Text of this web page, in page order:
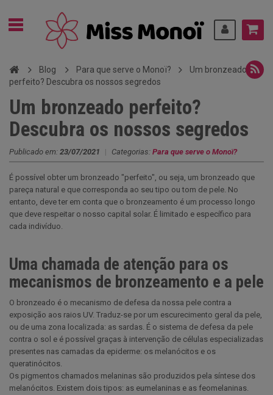
Blog Para que serve o Monoï?
Um bronzeado
perfeito? Descubra os nossos segredos
Um bronzeado perfeito?
Descubra os nossos segredos
Publicado em: 23/07/2021 | Categorias: Para que serve o Monoï?
É possível obter um bronzeado "perfeito", ou seja, um bronzeado que
pareça natural e que corresponda ao seu tipo ou tom de pele. No
entanto, deve ter em conta que o bronzeamento é um processo longo
que deve respeitar o nosso capital solar. É limitado e específico para
cada indivíduo.
Uma chamada de atenção para os
mecanismos de bronzeamento e a pele
O bronzeado é o mecanismo de defesa da nossa pele contra a
exposição aos raios UV. Traduz-se por um escurecimento geral da pele,
ou de uma zona localizada: as sardas. É o sistema de defesa da pele
contra o sol e é possível graças à intervenção de células especializadas
presentes nas camadas da epiderme: os melanócitos e os
queratinócitos.
Os pigmentos chamados melaninas são produzidos pela síntese dos
melanócitos. Existem dois tipos: as eumelaninas e as feomelaninas.